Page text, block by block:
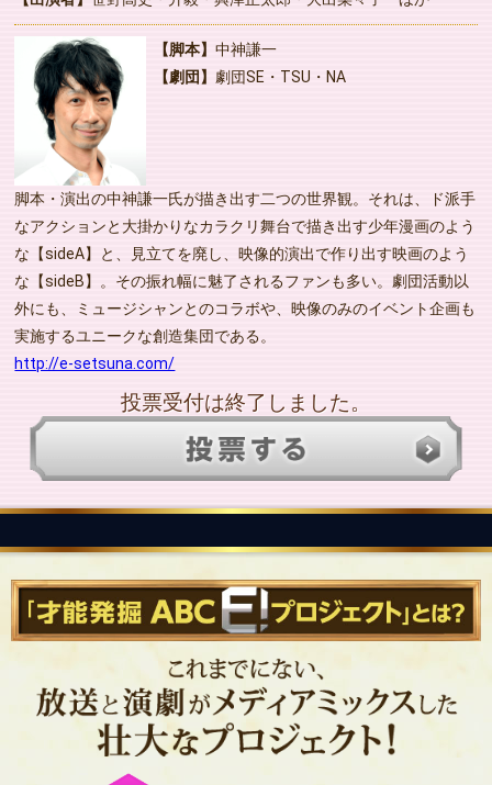
【脚本】 中神謙一
【劇団】 劇団SE・TSU・NA
脚本・演出の中神謙一氏が描き出す二つの世界観。それは、ド派手
なアクションと大掛かりなカラクリ舞台で描き出す少年漫画のよう
な【sideA】と、見立てを廃し、映像的演出で作り出す映画のよう
な【sideB】。その振れ幅に魅了されるファンも多い。劇団活動以
外にも、ミュージシャンとのコラボや、映像のみのイベント企画も
実施するユニークな創造集団である。
http://e-setsuna.com/
投票受付は終了しました。